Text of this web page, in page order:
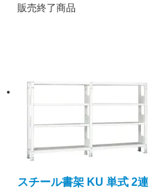
販売終了商品
スチール書架 KU 単式 2